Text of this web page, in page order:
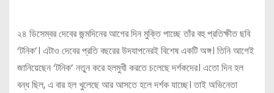
২৪ ডিসেম্বর দেবের জন্মদিনের আগের দিন মুক্তি পাচ্ছে তাঁর বহু প্রতিক্ষীত ছবি
‘টনিক’। এটাও দেবের প্রতি বছরের উদযাপনেরই বিশেষ একটি অঙ্গ। তিনি আগেই
জানিয়েছেন ‘টনিক’ নতুন করে হলমুখী করতে চলেছে দর্শকদের। এতো দিন হল
বন্ধ ছিল, এ বার হল খুলেছে আর আসতে হলে দর্শক যাচ্ছে। তাই অভিনেতা